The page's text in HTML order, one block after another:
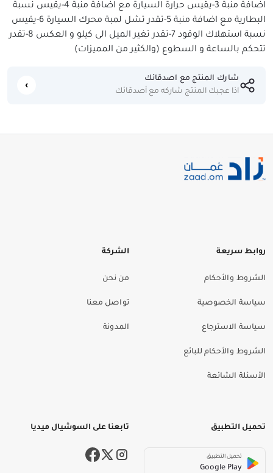
اضافة منبة 3-يقيس حرارة السيارة مع اضافة منبة 4-يقيس نسبة
البطارية مع اضافة منبة 5-تقدر تشل لمبة محرك السيارة 6-يقيس
نسبة استهلاك الوقود 7-تقدر تغير الميل الى كيلو و العكس 8-تقدر
تتحكم بالساعة و السطوع (والكثير من المميزات)
شارك المنتج مع اصدقائك
اذا عجبك المنتج شاركه مع أصدقائك
روابط سريعة
الشروط والأحكام
سياسة الخصوصية
سياسة الاسترجاع
الشروط والأحكام للبائع
الأسئلة الشائعة
الشركة
من نحن
تواصل معنا
المدونة
تحميل التطبيق
تحميل التطبيق
Google Play
تابعنا على السوشيال ميديا